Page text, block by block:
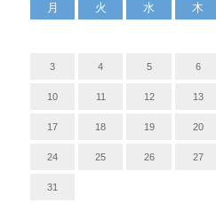
月 火 水 木
3 4 5 6
10 11 12 13
17 18 19 20
24 25 26 27
31